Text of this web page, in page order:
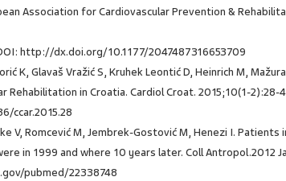
Association for Cardiovascular Prevention &
http://dx.doi.org/10.1177/2047487316653709
K, Glavaš Vražić S, Kruhek Leontić D, Heinrich M,
Rehabilitation in Croatia. Cardiol Croat. 2015;10(1-2):28-
ccar.2015.28
V, Romcević M, Jembrek-Gostović M, Henezi I. Patients
in 1999 and where 10 years later. Coll Antropol.2012
pubmed/22338748